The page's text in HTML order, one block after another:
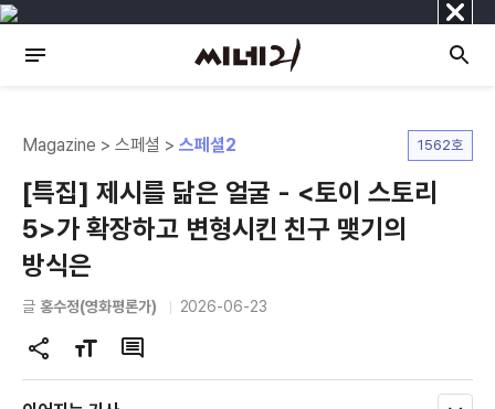
닫
기
Magazine > 스페셜 >스페셜2 1562호
[특집] 제시를 닮은 얼굴 - <토이 스토리
5>가 확장하고 변형시킨 친구 맺기의
방식은
글 홍수정(영화평론가) 2026-06-23
공
유
글
자
댓
글